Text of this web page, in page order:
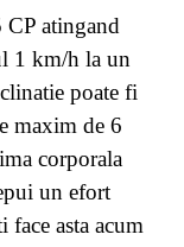
atingand
1 km/h la un
poate fi
maxim de 6
corporala
un efort
asta acum